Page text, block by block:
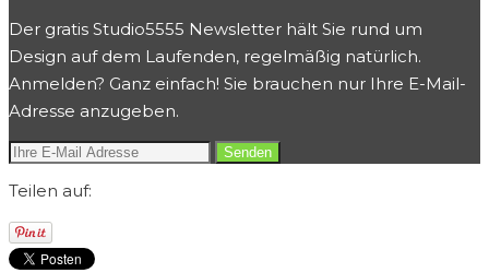
Der gratis Studio5555 Newsletter hält Sie rund um
Design auf dem Laufenden, regelmäßig natürlich.
Anmelden? Ganz einfach! Sie brauchen nur Ihre E-Mail-
Adresse anzugeben.
Teilen auf: